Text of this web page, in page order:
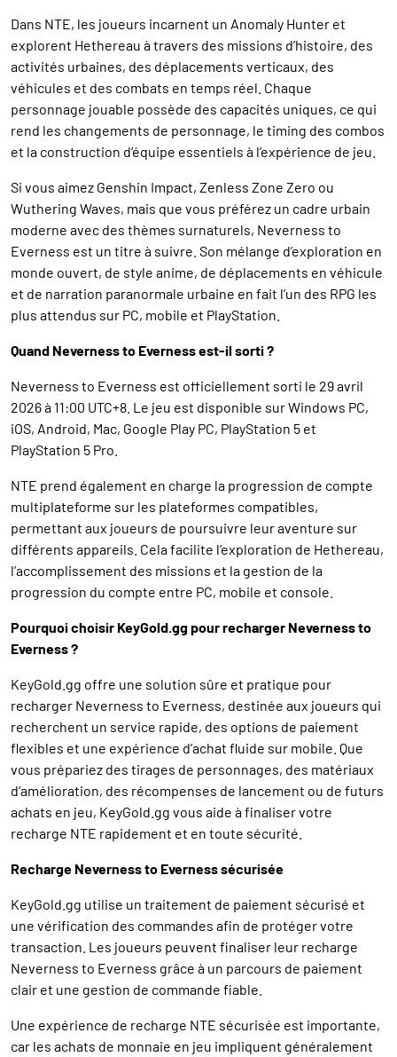
Dans NTE, les joueurs incarnent un Anomaly Hunter et
explorent Hethereau à travers des missions d’histoire, des
activités urbaines, des déplacements verticaux, des
véhicules et des combats en temps réel. Chaque
personnage jouable possède des capacités uniques, ce qui
rend les changements de personnage, le timing des combos
et la construction d’équipe essentiels à l’expérience de jeu.
Si vous aimez Genshin Impact, Zenless Zone Zero ou
Wuthering Waves, mais que vous préférez un cadre urbain
moderne avec des thèmes surnaturels, Neverness to
Everness est un titre à suivre. Son mélange d’exploration en
monde ouvert, de style anime, de déplacements en véhicule
et de narration paranormale urbaine en fait l’un des RPG les
plus attendus sur PC, mobile et PlayStation.
Quand Neverness to Everness est-il sorti ?
Neverness to Everness est officiellement sorti le 29 avril
2026 à 11:00 UTC+8. Le jeu est disponible sur Windows PC,
iOS, Android, Mac, Google Play PC, PlayStation 5 et
PlayStation 5 Pro.
NTE prend également en charge la progression de compte
multiplateforme sur les plateformes compatibles,
permettant aux joueurs de poursuivre leur aventure sur
différents appareils. Cela facilite l’exploration de Hethereau,
l’accomplissement des missions et la gestion de la
progression du compte entre PC, mobile et console.
Pourquoi choisir KeyGold.gg pour recharger Neverness to
Everness ?
KeyGold.gg offre une solution sûre et pratique pour
recharger Neverness to Everness, destinée aux joueurs qui
recherchent un service rapide, des options de paiement
flexibles et une expérience d’achat fluide sur mobile. Que
vous prépariez des tirages de personnages, des matériaux
d’amélioration, des récompenses de lancement ou de futurs
achats en jeu, KeyGold.gg vous aide à finaliser votre
recharge NTE rapidement et en toute sécurité.
Recharge Neverness to Everness sécurisée
KeyGold.gg utilise un traitement de paiement sécurisé et
une vérification des commandes afin de protéger votre
transaction. Les joueurs peuvent finaliser leur recharge
Neverness to Everness grâce à un parcours de paiement
clair et une gestion de commande fiable.
Une expérience de recharge NTE sécurisée est importante,
car les achats de monnaie en jeu impliquent généralement